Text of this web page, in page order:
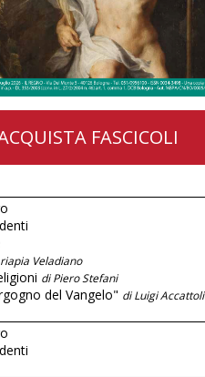
FASCICOLI
Veladiano
di Piero Stefani
del Vangelo" di Luigi Accattoli